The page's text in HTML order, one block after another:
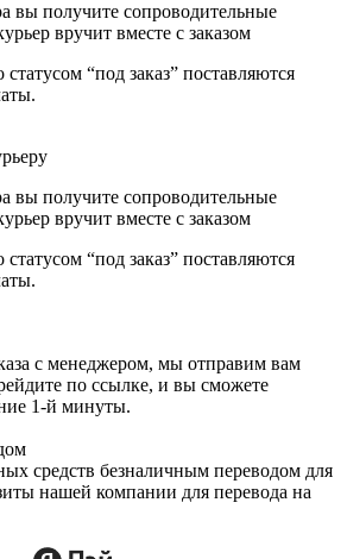
вы получите сопроводительные
вручит вместе с заказом
“под заказ” поставляются
вы получите сопроводительные
вручит вместе с заказом
“под заказ” поставляются
с менеджером, мы отправим вам
по ссылке, и вы сможете
1-й минуты.
средств безналичным переводом для
нашей компании для перевода на